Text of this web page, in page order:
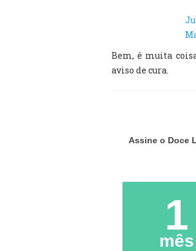
Bem, é muita
aviso de cura.
Assine o Doce
1
mês